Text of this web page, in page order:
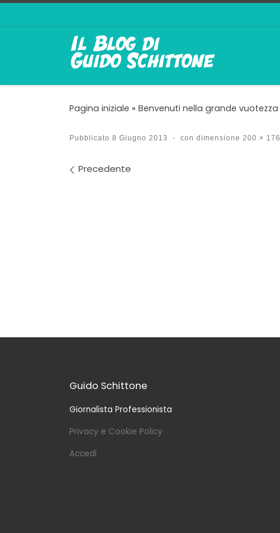
Pagina iniziale » Benvenuti nella grande vuotezza
Pubblicato 8 Giugno 2013 - con dimensione 200 × 176
Navigazione immagini
Precedente
Guido Schittone
Giornalista Professionista
Privacy e Cookie Policy
Accedi